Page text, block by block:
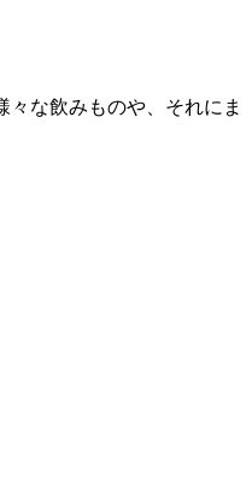
々な飲みものや、それにま